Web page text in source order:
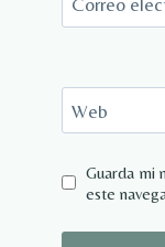
Correo
Web
Guarda mi
este